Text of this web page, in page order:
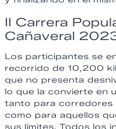
II Carrera
Cañaveral
Los participantes se
recorrido de 10,200
que no presenta
lo que la convierte en
tanto para corredores
como para aquellos
sus límites. Todos los